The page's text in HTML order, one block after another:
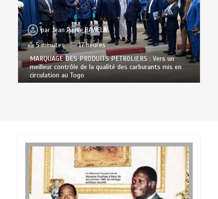
parJean Pierre BAWELA
5 minutes
17 heures
MARQUAGE DES PRODUITS PETROLIERS : Vers un
meilleur contrôle de la qualité des carburants mis en
circulation au Togo